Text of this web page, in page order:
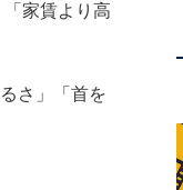
家賃より高
さ」「首を